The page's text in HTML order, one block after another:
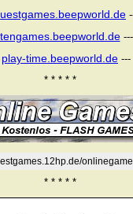
tengames.beepworld.de---
play-time.beepworld.de ---
* * * * *
* * * * *